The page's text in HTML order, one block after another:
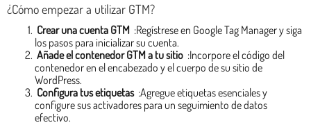
¿Cómo empezar a utilizar GTM?
Crear una cuenta GTM :Regístrese en Google Tag Manager y siga
los pasos para inicializar su cuenta.
Añade el contenedor GTM a tu sitio :Incorpore el código del
contenedor en el encabezado y el cuerpo de su sitio de
WordPress.
Configura tus etiquetas :Agregue etiquetas esenciales y
configure sus activadores para un seguimiento de datos
efectivo.